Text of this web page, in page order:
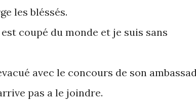
les bléssés.
coupé du monde et je suis sans
avec le concours de son
pas a le joindre.